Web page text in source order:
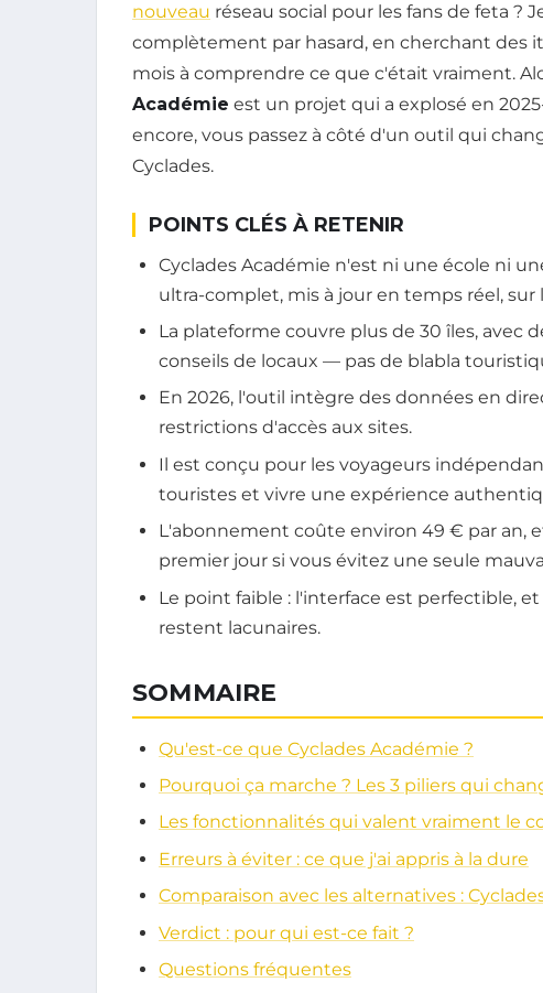
nouveau réseau social pour les fans de feta ?
complètement par hasard, en cherchant des
mois à comprendre ce que c'était vraiment.
Académie est un projet qui a explosé en
encore, vous passez à côté d'un outil qui
Cyclades.
POINTS CLÉS À RETENIR
Cyclades Académie n'est ni une école ni
ultra-complet, mis à jour en temps réel, sur
La plateforme couvre plus de 30 îles, avec
conseils de locaux — pas de blabla
En 2026, l'outil intègre des données en
restrictions d'accès aux sites.
Il est conçu pour les voyageurs
touristes et vivre une expérience
L'abonnement coûte environ 49 € par an,
premier jour si vous évitez une seule
Le point faible : l'interface est perfectible,
restent lacunaires.
SOMMAIRE
Qu'est-ce que Cyclades Académie ?
Pourquoi ça marche ? Les 3 piliers qui
Les fonctionnalités qui valent vraiment le
Erreurs à éviter : ce que j'ai appris à la dure
Comparaison avec les alternatives :
Verdict : pour qui est-ce fait ?
Questions fréquentes